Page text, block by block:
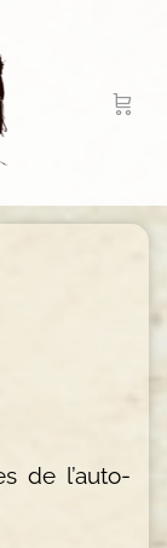
de l’auto-